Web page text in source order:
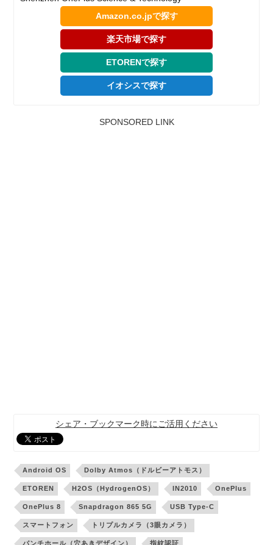
Amazon.co.jpで探す
楽天市場で探す
ETORENで探す
イオシスで探す
SPONSORED LINK
シェア・ブックマーク時にご活用ください
Android OS Dolby Atmos（ドルビーアトモス）
ETOREN H2OS（HydrogenOS） IN2010 OnePlus
OnePlus 8 Snapdragon 865 5G USB Type-C
スマートフォン トリプルカメラ（3眼カメラ）
パンチホール（穴あきデザイン） 指紋認証